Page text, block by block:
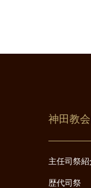
神田教
主任司祭紹
歴代司祭